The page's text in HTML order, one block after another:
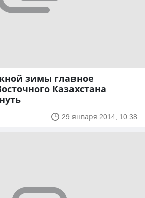
зимы главное
Казахстана
29 января 2014, 10:38